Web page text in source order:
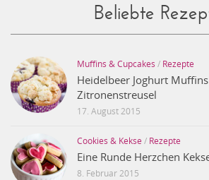
Beliebte
Muffins & Cupcakes / Rezepte
Heidelbeer Joghurt
Zitronenstreusel
17. August 2015
Cookies & Kekse / Rezepte
Eine Runde Herzchen
8. Februar 2015